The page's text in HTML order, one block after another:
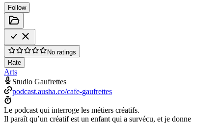
Follow
No ratings
Rate
Arts
Studio Gaufrettes
podcast.ausha.co/cafe-gaufrettes
Le podcast qui interroge les métiers créatifs.
Il paraît qu’un créatif est un enfant qui a survécu, et je donne